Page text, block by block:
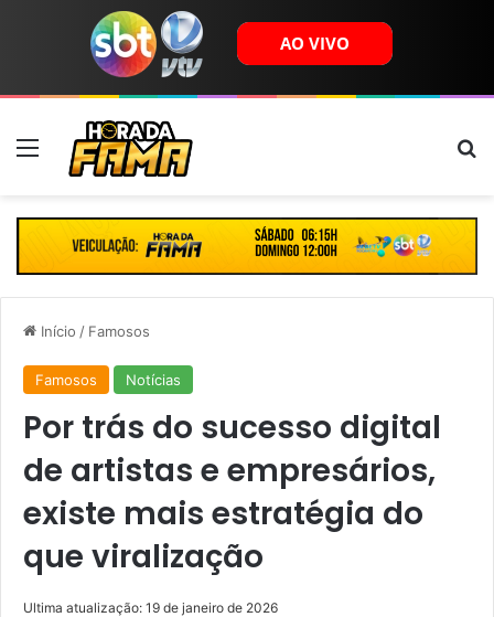
Menu
Início / Famosos
Famosos Notícias
Por trás do sucesso digital
de artistas e empresários,
existe mais estratégia do
que viralização
Ultima atualização: 19 de janeiro de 2026